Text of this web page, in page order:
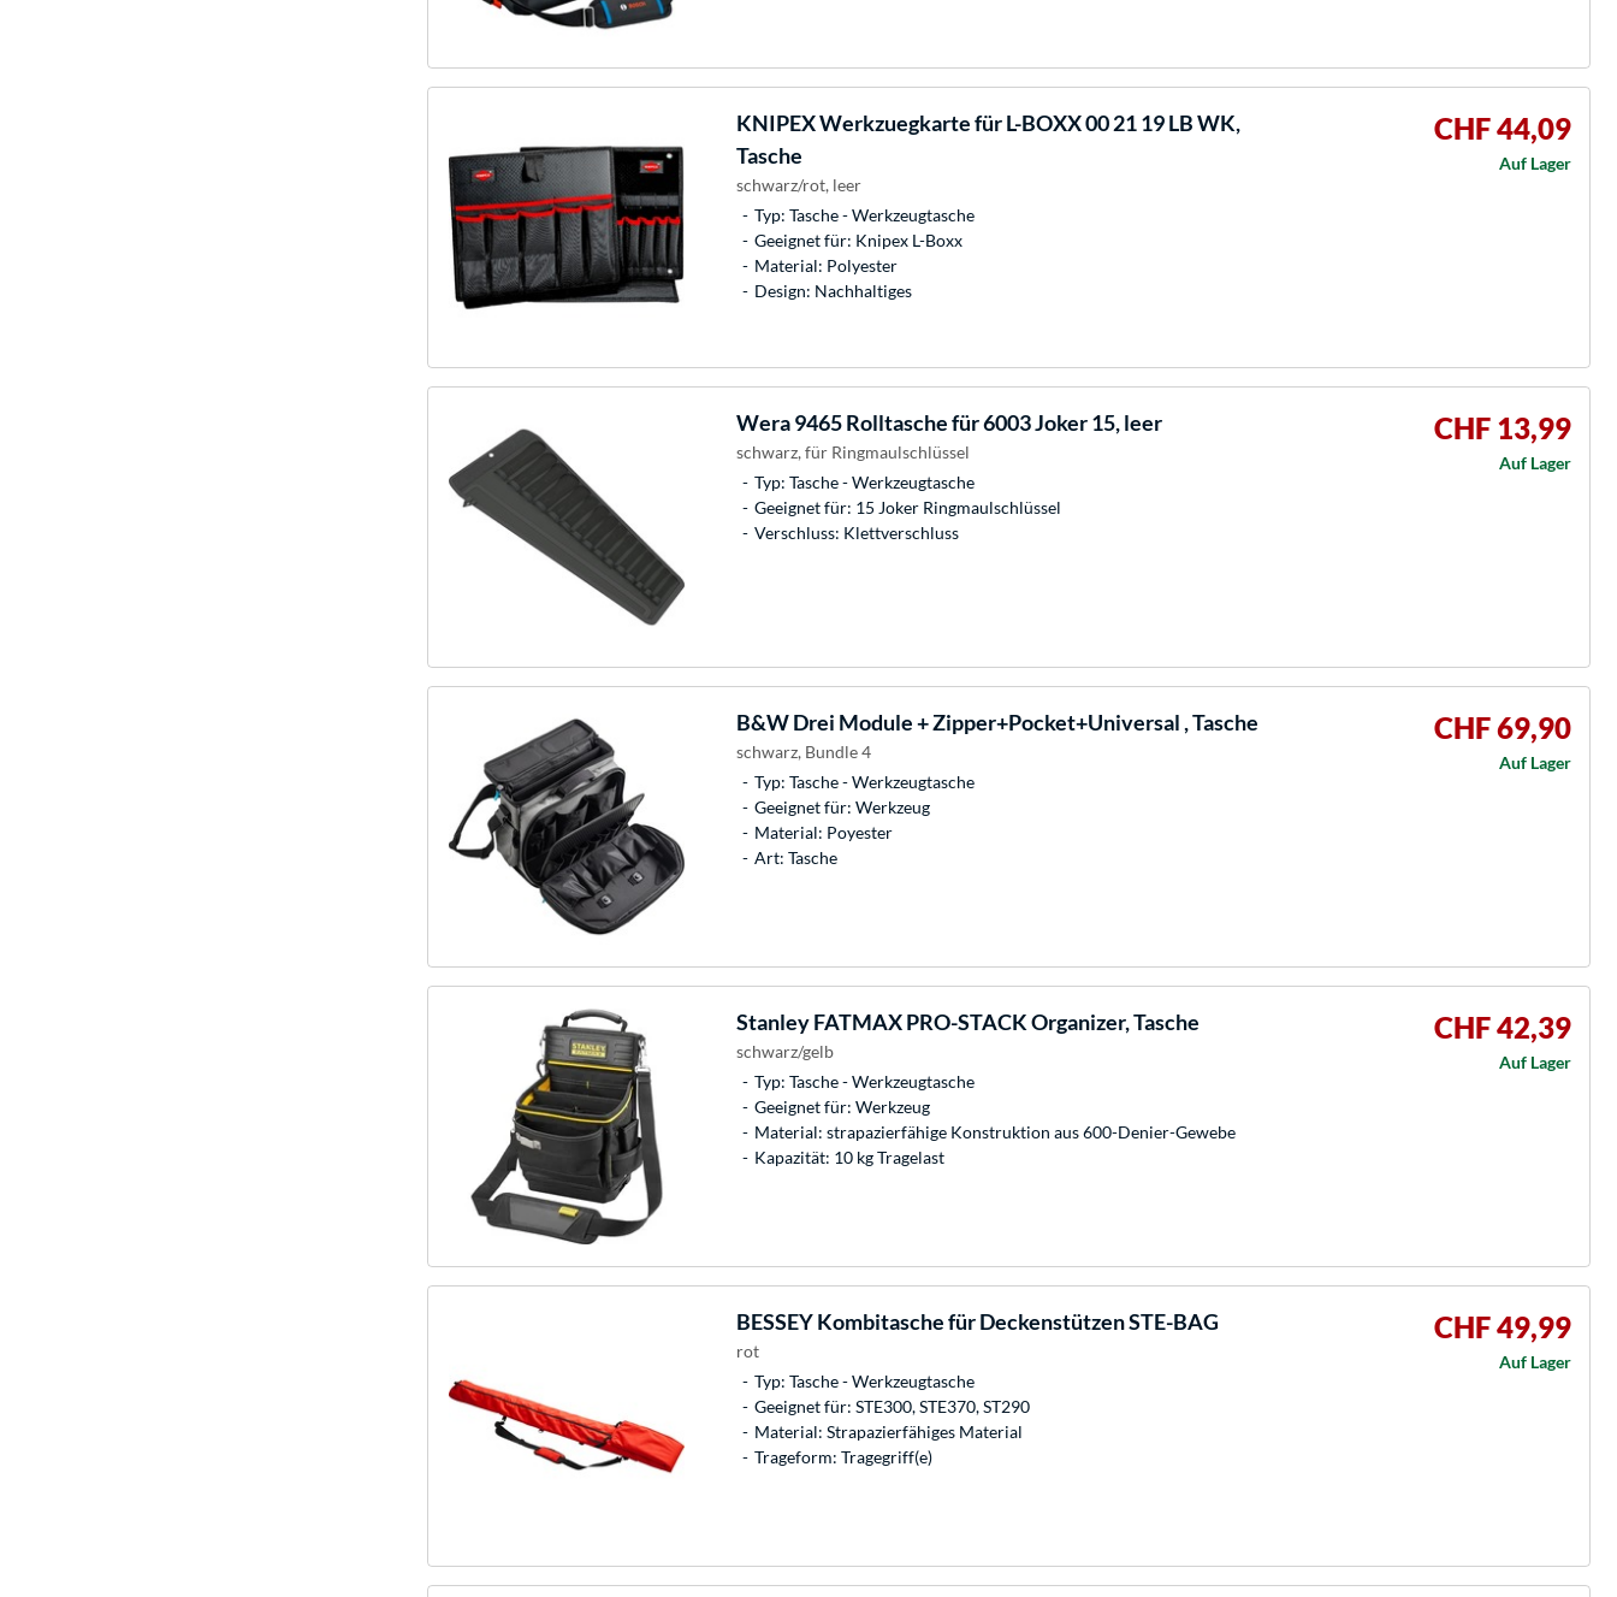
KNIPEXWerkzuegkarte für L-BOXX 00 21 19 LB WK,
Tasche
schwarz/rot, leer
Typ: Tasche - Werkzeugtasche
Geeignet für: Knipex L-Boxx
Material: Polyester
Design: Nachhaltiges
CHF 44,09
Auf Lager
Wera9465 Rolltasche für 6003 Joker 15, leer
schwarz, für Ringmaulschlüssel
Typ: Tasche - Werkzeugtasche
Geeignet für: 15 Joker Ringmaulschlüssel
Verschluss: Klettverschluss
CHF 13,99
Auf Lager
B&WDrei Module + Zipper+Pocket+Universal , Tasche
schwarz, Bundle 4
Typ: Tasche - Werkzeugtasche
Geeignet für: Werkzeug
Material: Poyester
Art: Tasche
CHF 69,90
Auf Lager
StanleyFATMAX PRO-STACK Organizer, Tasche
schwarz/gelb
Typ: Tasche - Werkzeugtasche
Geeignet für: Werkzeug
Material: strapazierfähige Konstruktion aus 600-Denier-Gewebe
Kapazität: 10 kg Tragelast
CHF 42,39
Auf Lager
BESSEYKombitasche für Deckenstützen STE-BAG
rot
Typ: Tasche - Werkzeugtasche
Geeignet für: STE300, STE370, ST290
Material: Strapazierfähiges Material
Trageform: Tragegriff(e)
CHF 49,99
Auf Lager